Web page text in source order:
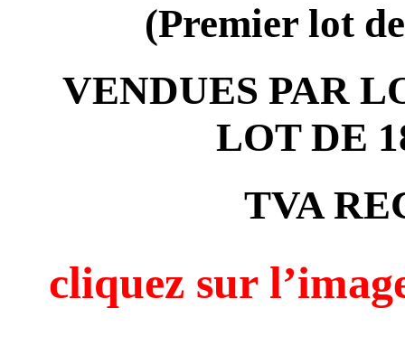
(Premier lot
VENDUES PAR
LOT DE
TVA
cliquez sur